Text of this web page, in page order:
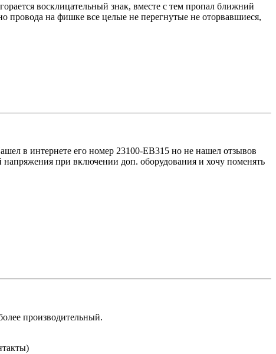
восклицательный знак, вместе с тем пропал ближний
провода на фишке все целые не перегнутые не оторвавшиеся,
в интернете его номер 23100-EB315 но не нашел отзывов
при включении доп. оборудования и хочу поменять
производительный.